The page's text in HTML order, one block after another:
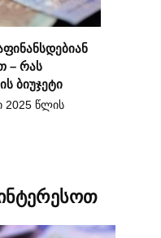
– რას
ბიუჯეტი
2025 წლის